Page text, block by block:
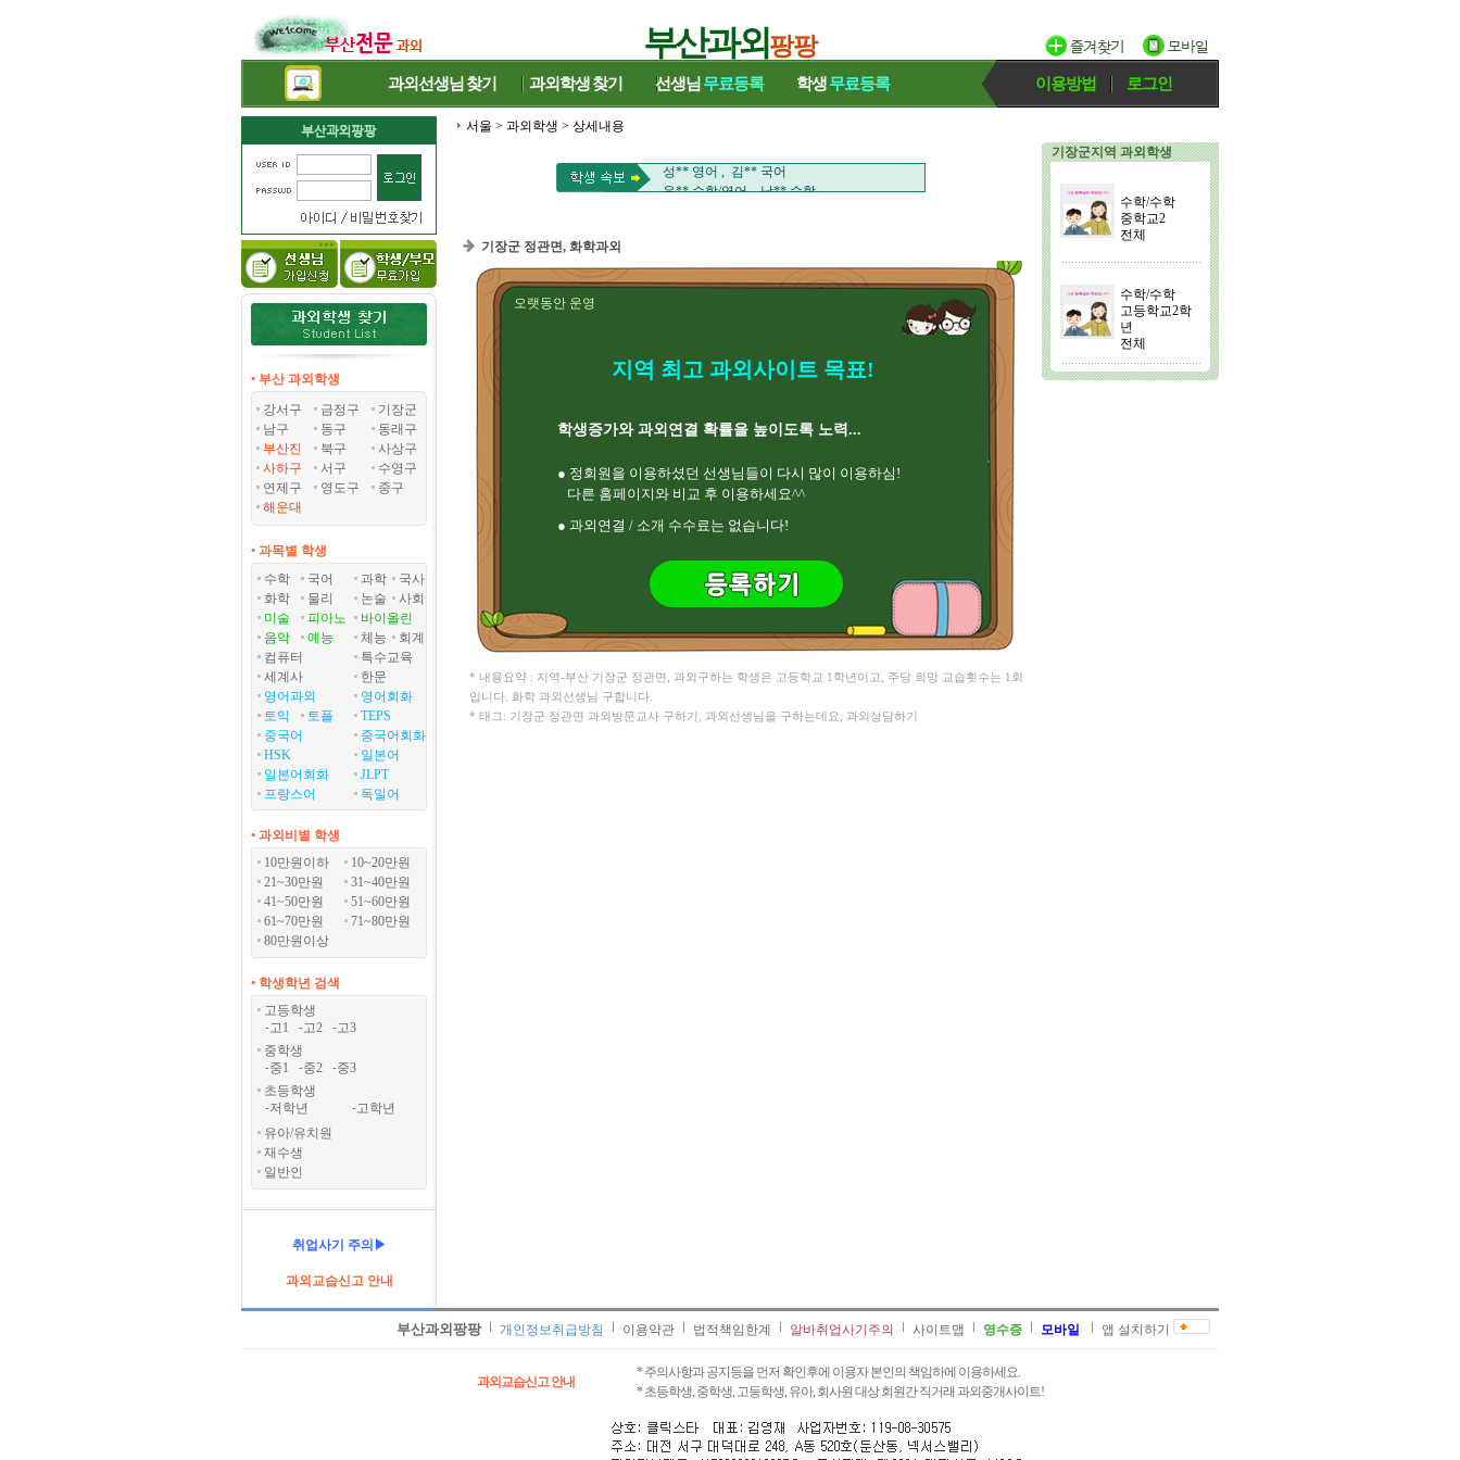
부산과외팡팡
과외선생님 찾기 과외학생찾기 선생님 무료등록 학생무료등록 이용방법 로그인
• 부산 과외학생
강서구
금정구
기장군
남구
동구
동래구
부산진
북구
사상구
사하구
서구
수영구
연제구
영도구
중구
해운대
• 과목별 학생
수학
국어 과학
국사
화학
물리 논술
사회
미술
피아노
바이올린
음악
예능 체능
회계
컴퓨터
특수교육
세계사
한문
영어과외
영어회화
토익
토플
TEPS
중국어
중국어회화
HSK
일본어
일본어회화
JLPT
프랑스어
독일어
• 과외비별 학생
10만원이하
10~20만원
21~30만원
31~40만원
41~50만원
51~60만원
61~70만원
71~80만원
80만원이상
• 학생학년 검색
고등학생
-고1 -고2 -고3
중학생
-중1 -중2 -중3
초등학생
-저학년 -고학년
유아/유치원
재수생
일반인
취업사기 주의▶
과외교습신고 안내
서울 > 과외학생 > 상세내용
성** 영어 , 김** 국어
윤** 수학/영어 , 남** 수학
윤** 바이올린/일본어 , 은** 영어
박** 국어/영어 , 천** 수학
손** 과학 , 송** 영어/수학
성** 영어 , 김** 국어
이** 수학 , 류** 영어
이** 수학/국어 , 유** 중국어
윤** 바이올린/일본어 , 은** 영어
박** 국어/영어 , 천** 수학
서** 영어회화/영어 , 김** 영어
기장군 정관면, 화학과외
오랫동안 운영
지역 최고 과외사이트 목표!
학생증가와 과외연결 확률을 높이도록 노력...
● 정회원을 이용하셨던 선생님들이 다시 많이 이용하심!
다른 홈페이지와 비교 후 이용하세요^^
● 과외연결 / 소개 수수료는 없습니다!
* 내용요약 : 지역-부산 기장군 정관면, 과외구하는 학생은 고등학교 1학년이고, 주당 희망 교습횟수는 1회
입니다. 화학 과외선생님 구합니다.
* 태그: 기장군 정관면 과외방문교사 구하기, 과외선생님을 구하는데요, 과외상담하기
기장군지역 과외학생
수학/수학
중학교2
전체
수학/수학
고등학교2학
년
전체
부산과외팡팡 개인정보취급방침 이용약관 법적책임한계 알바취업사기주의 사이트맵 영수증 모바일 앱 설치하기
과외교습신고 안내
* 주의사항과 공지등을 먼저 확인후에 이용자 본인의 책임하에 이용하세요.
* 초등학생, 중학생, 고등학생, 유아, 회사원 대상 회원간 직거래 과외중개사이트!